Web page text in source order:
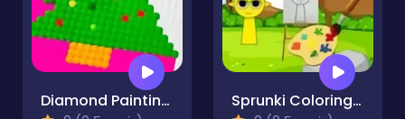
Diamond Painting by Number Sprunki Coloring Books